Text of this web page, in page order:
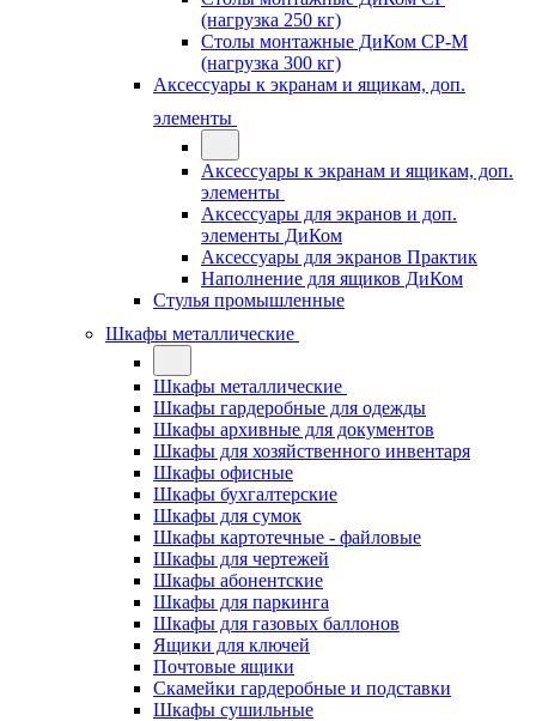
(нагрузка 250 кг)
Столы монтажные ДиКом СР-М
(нагрузка 300 кг)
Аксессуары к экранам и ящикам, доп.
элементы
Аксессуары к экранам и ящикам, доп.
элементы
Аксессуары для экранов и доп.
элементы ДиКом
Аксессуары для экранов Практик
Наполнение для ящиков ДиКом
Стулья промышленные
Шкафы металлические
Шкафы металлические
Шкафы гардеробные для одежды
Шкафы архивные для документов
Шкафы для хозяйственного инвентаря
Шкафы офисные
Шкафы бухгалтерские
Шкафы для сумок
Шкафы картотечные - файловые
Шкафы для чертежей
Шкафы абонентские
Шкафы для паркинга
Шкафы для газовых баллонов
Ящики для ключей
Почтовые ящики
Скамейки гардеробные и подставки
Шкафы сушильные